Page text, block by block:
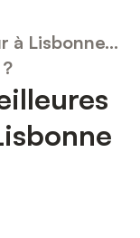
à Lisbonne...